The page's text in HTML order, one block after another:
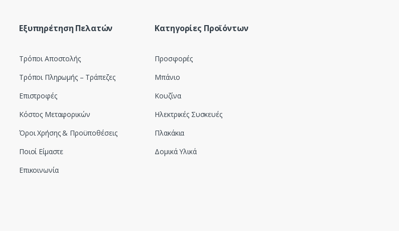
Εξυπηρέτηση Πελατών
Τρόποι Αποστολής
Τρόποι Πληρωμής – Τράπεζες
Επιστροφές
Κόστος Μεταφορικών
Όροι Χρήσης & Προϋποθέσεις
Ποιοί Είμαστε
Επικοινωνία
Κατηγορίες Προϊόντων
Προσφορές
Μπάνιο
Κουζίνα
Ηλεκτρικές Συσκευές
Πλακάκια
Δομικά Υλικά